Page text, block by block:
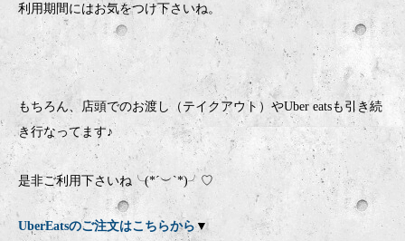
利用期間にはお気をつけ下さいね。
もちろん、店頭でのお渡し（テイクアウト）やUber eatsも引き続
き行なってます♪
是非ご利用下さいね╰(*´︶`*)╯♡
UberEatsのご注文はこちらから▼